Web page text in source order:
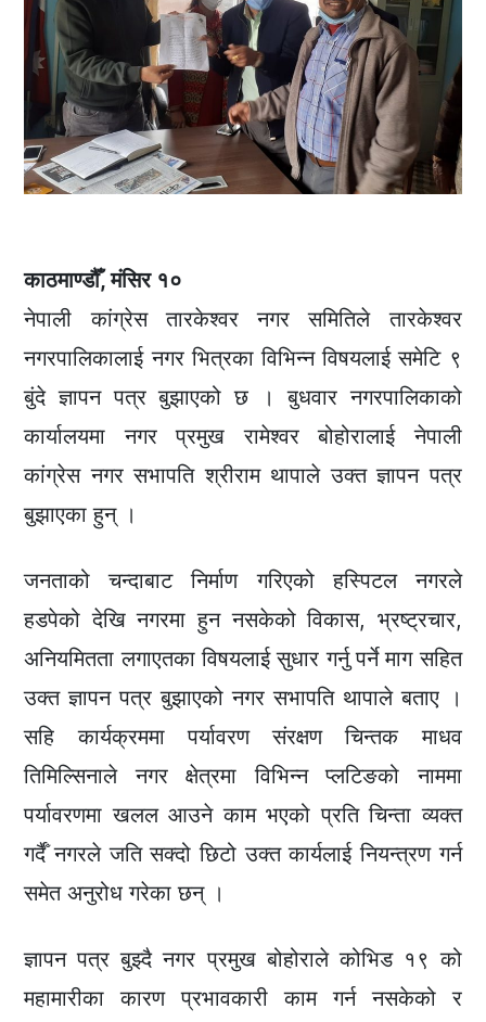
काठमाण्डौँ, मंसिर १०
नेपाली कांग्रेस तारकेश्वर नगर समितिले तारकेश्वर
नगरपालिकालाई नगर भित्रका विभिन्न विषयलाई समेटि ९
बुंदे ज्ञापन पत्र बुझाएको छ । बुधवार नगरपालिकाको
कार्यालयमा नगर प्रमुख रामेश्वर बोहोरालाई नेपाली
कांग्रेस नगर सभापति श्रीराम थापाले उक्त ज्ञापन पत्र
बुझाएका हुन् ।
जनताको चन्दाबाट निर्माण गरिएको हस्पिटल नगरले
हडपेको देखि नगरमा हुन नसकेको विकास, भ्रष्ट्रचार,
अनियमितता लगाएतका विषयलाई सुधार गर्नु पर्ने माग सहित
उक्त ज्ञापन पत्र बुझाएको नगर सभापति थापाले बताए ।
सहि कार्यक्रममा पर्यावरण संरक्षण चिन्तक माधव
तिमिल्सिनाले नगर क्षेत्रमा विभिन्न प्लटिङको नाममा
पर्यावरणमा खलल आउने काम भएको प्रति चिन्ता व्यक्त
गर्दैँ नगरले जति सक्दो छिटो उक्त कार्यलाई नियन्त्रण गर्न
समेत अनुरोध गरेका छन् ।
ज्ञापन पत्र बुझ्दै नगर प्रमुख बोहोराले कोभिड १९ को
महामारीका कारण प्रभावकारी काम गर्न नसकेको र